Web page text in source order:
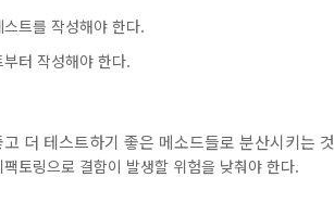
트를 작성해야 한다.
터 작성해야 한다.
더 테스트하기 좋은 메소드들로 분산시키는 것
토링으로 결함이 발생할 위험을 낮춰야 한다.